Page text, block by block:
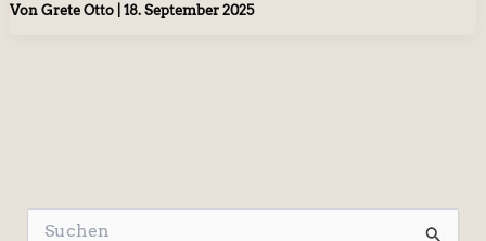
Von Grete Otto 18. September 2025